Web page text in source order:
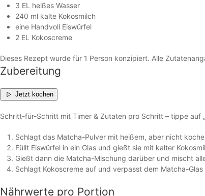
3 EL heißes Wasser
240 ml kalte Kokosmilch
eine Handvoll Eiswürfel
2 EL Kokoscreme
Dieses Rezept wurde für 1 Person konzipiert. Alle
Zubereitung
Jetzt kochen
Schritt-für-Schritt mit Timer & Zutaten pro Schritt – tippe auf
Schlagt das Matcha-Pulver mit heißem, aber nicht
Füllt Eiswürfel in ein Glas und gießt sie mit kalter
Gießt dann die Matcha-Mischung darüber und mischt
Schlagt Kokoscreme auf und verpasst dem Matcha-
Nährwerte pro Portion